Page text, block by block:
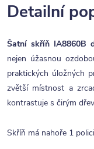
Detailní
Šatní skříň IA8860B
nejen úžasnou
praktických úložných
zvětší místnost a
kontrastuje s čirým
Skříň má nahoře 1